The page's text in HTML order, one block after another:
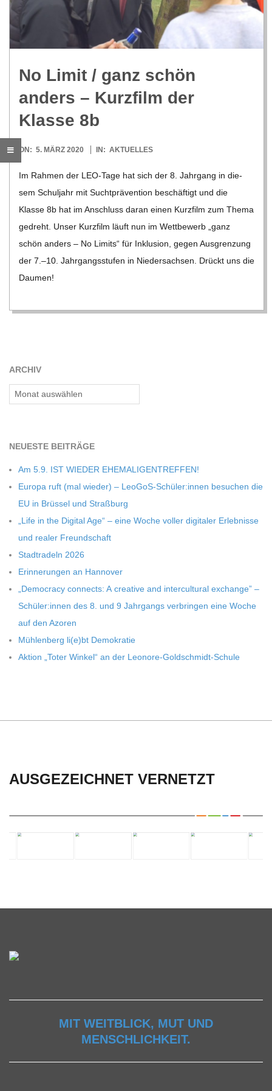
R
E
-
G
O
L
D
S
C
H
M
I
T
-
S
C
H
U
L
No Limit /​ ganz schön
anders – Kurz­film der
Klasse 8b
2020-
03-
ON: 5. MÄRZ 2020 IN: AKTUELLES
Im Rah­men der LEO-Tage hat sich der 8. Jahr­gang in die­
sem Schul­jahr mit Sucht­prä­ven­tion beschäf­tigt und die
Klasse 8b hat im Anschluss daran einen Kurz­film zum Thema
gedreht. Unser Kurz­film läuft nun im Wett­be­werb „ganz
schön anders – No Limits“ für Inklu­sion, gegen Aus­gren­zung
der 7.–10. Jahr­gangs­stu­fen in Nie­der­sach­sen. Drückt uns die
Dau­men!
ARCHIV
Archiv
NEU­ESTE BEITRÄGE
Am 5.9. IST WIEDER EHEMALIGENTREFFEN!
Europa ruft (mal wie­der) – LeoGoS-Schüler:innen besu­chen die
EU in Brüs­sel und Straßburg
„Life in the Digi­tal Age“ – eine Woche vol­ler digi­ta­ler Erleb­nisse
und rea­ler Freundschaft
Stadt­ra­deln 2026
Erin­ne­run­gen an Hannover
„Demo­cracy con­nects: A crea­tive and inter­cul­tu­ral exch­ange” –
Schüler:innen des 8. und 9 Jahr­gangs ver­brin­gen eine Woche
auf den Azoren
Müh­len­berg li(e)bt Demokratie
Aktion „Toter Win­kel“ an der Leonore-Goldschmidt-Schule
AUSGEZEICHNET VERNETZT
MIT WEITBLICK, MUT UND
MENSCHLICHKEIT.